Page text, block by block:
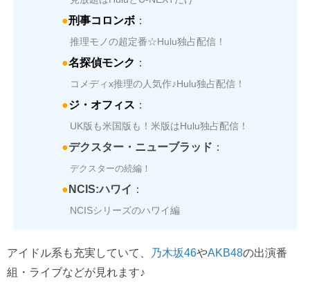
●刑事コロンボ ：
推理モノの超定番☆Hulu独占配信！
●名探偵モンク ：
コメディx推理の人気作♪Hulu独占配信！
●ジ・オフィス ：
UK版も米国版も！米版はHulu独占配信！
●デクスター・ニューブラッド ：
デクスターの続編！
● NCIS:ハワイ ：
NCISシリーズのハワイ編
アイドル系も充実していて、 乃木坂46やAKB48の出演番
組・ライブなどが見れます♪